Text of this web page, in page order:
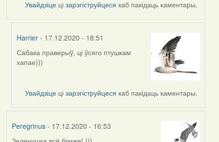
Увайдзіце цізарэгіструйцеся каб пакідаць каментары.
Harrier - 17.12.2020 - 18:51
In
reply
Ultra
Сабака праверыў, ці ўсяго птушкам
хапае)))
Увайдзіце цізарэгіструйцеся каб пакідаць каментары.
Peregrinus- 17.12.2020 - 16:53